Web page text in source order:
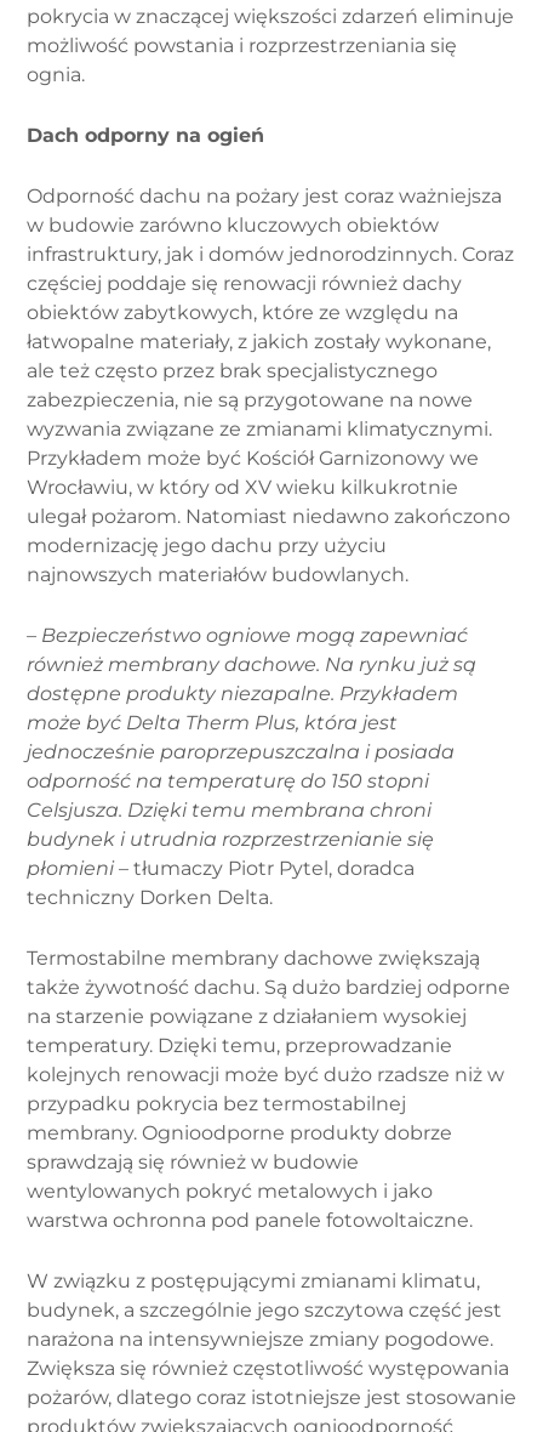
pokrycia w znaczącej większości zdarzeń eliminuje
możliwość powstania i rozprzestrzeniania się
ognia.
Dach odporny na ogień
Odporność dachu na pożary jest coraz ważniejsza
w budowie zarówno kluczowych obiektów
infrastruktury, jak i domów jednorodzinnych. Coraz
częściej poddaje się renowacji również dachy
obiektów zabytkowych, które ze względu na
łatwopalne materiały, z jakich zostały wykonane,
ale też często przez brak specjalistycznego
zabezpieczenia, nie są przygotowane na nowe
wyzwania związane ze zmianami klimatycznymi.
Przykładem może być Kościół Garnizonowy we
Wrocławiu, w który od XV wieku kilkukrotnie
ulegał pożarom. Natomiast niedawno zakończono
modernizację jego dachu przy użyciu
najnowszych materiałów budowlanych.
– Bezpieczeństwo ogniowe mogą zapewniać
również membrany dachowe. Na rynku już są
dostępne produkty niezapalne. Przykładem
może być Delta Therm Plus, która jest
jednocześnie paroprzepuszczalna i posiada
odporność na temperaturę do 150 stopni
Celsjusza. Dzięki temu membrana chroni
budynek i utrudnia rozprzestrzenianie się
płomieni– tłumaczy Piotr Pytel, doradca
techniczny Dorken Delta.
Termostabilne membrany dachowe zwiększają
także żywotność dachu. Są dużo bardziej odporne
na starzenie powiązane z działaniem wysokiej
temperatury. Dzięki temu, przeprowadzanie
kolejnych renowacji może być dużo rzadsze niż w
przypadku pokrycia bez termostabilnej
membrany. Ognioodporne produkty dobrze
sprawdzają się również w budowie
wentylowanych pokryć metalowych i jako
warstwa ochronna pod panele fotowoltaiczne.
W związku z postępującymi zmianami klimatu,
budynek, a szczególnie jego szczytowa część jest
narażona na intensywniejsze zmiany pogodowe.
Zwiększa się również częstotliwość występowania
pożarów, dlatego coraz istotniejsze jest stosowanie
produktów zwiększających ognioodporność